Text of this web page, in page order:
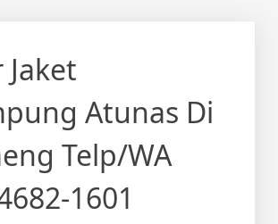
Jaket
Atunas Di
Telp/WA
1601